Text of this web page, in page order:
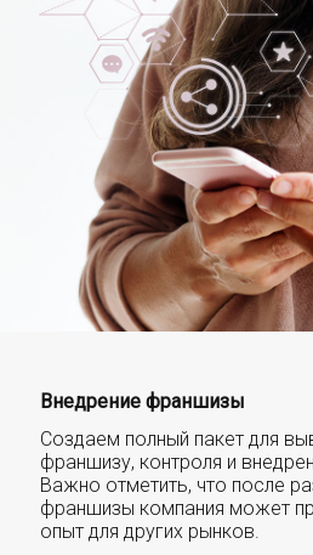
Внедрение франшизы
Создаем полный пакет для
франшизу, контроля и
Важно отметить, что после
франшизы компания может
опыт для других рынков.